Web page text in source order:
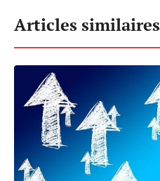
Articles similaires